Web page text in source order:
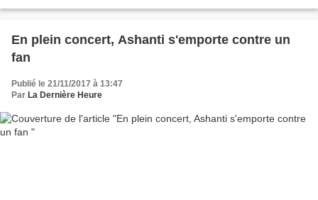
En plein concert, Ashanti s'emporte contre un
fan
Publié le 21/11/2017 à 13:47
Par La Dernière Heure